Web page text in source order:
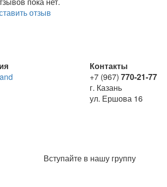
отзыв
Контакты
+7 (967) 770-21-77
г. Казань
ул. Ершова 16
Вступайте в нашу группу